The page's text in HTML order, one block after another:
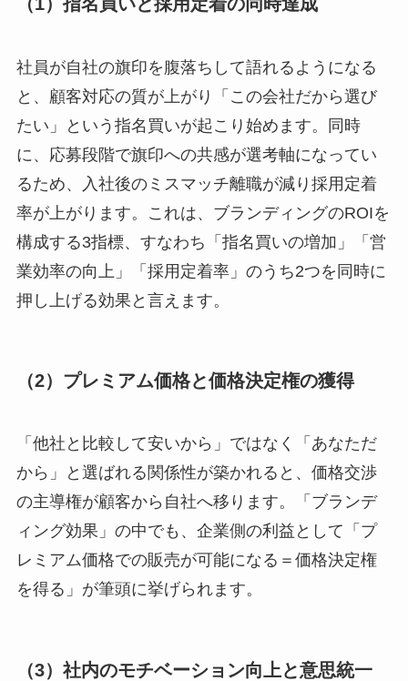
（1）指名買いと採用定着の同時達成
社員が自社の旗印を腹落ちして語れるようになる
と、顧客対応の質が上がり「この会社だから選び
たい」という指名買いが起こり始めます。同時
に、応募段階で旗印への共感が選考軸になってい
るため、入社後のミスマッチ離職が減り採用定着
率が上がります。これは、ブランディングのROIを
構成する3指標、すなわち「指名買いの増加」「営
業効率の向上」「採用定着率」のうち2つを同時に
押し上げる効果と言えます。
（2）プレミアム価格と価格決定権の獲得
「他社と比較して安いから」ではなく「あなただ
から」と選ばれる関係性が築かれると、価格交渉
の主導権が顧客から自社へ移ります。「ブランデ
ィング効果」の中でも、企業側の利益として「プ
レミアム価格での販売が可能になる＝価格決定権
を得る」が筆頭に挙げられます。
（3）社内のモチベーション向上と意思統一